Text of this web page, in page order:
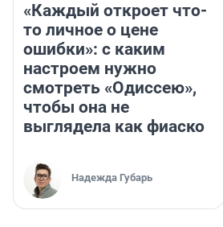
«Каждый откроет что-
то личное о цене
ошибки»: с каким
настроем нужно
смотреть «Одиссею»,
чтобы она не
выглядела как фиаско
Надежда Губарь